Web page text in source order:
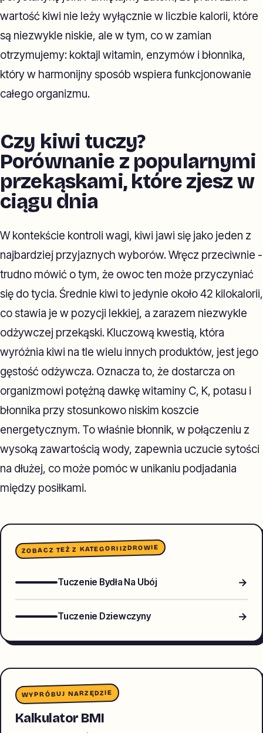
wartość kiwi nie leży wyłącznie w liczbie kalorii, które
są niezwykle niskie, ale w tym, co w zamian
otrzymujemy: koktajl witamin, enzymów i błonnika,
który w harmonijny sposób wspiera funkcjonowanie
całego organizmu.
Czy kiwi tuczy?
Porównanie z popularnymi
przekąskami, które zjesz w
ciągu dnia
W kontekście kontroli wagi, kiwi jawi się jako jeden z
najbardziej przyjaznych wyborów. Wręcz przeciwnie -
trudno mówić o tym, że owoc ten może przyczyniać
się do tycia. Średnie kiwi to jedynie około 42 kilokalorii,
co stawia je w pozycji lekkiej, a zarazem niezwykle
odżywczej przekąski. Kluczową kwestią, która
wyróżnia kiwi na tle wielu innych produktów, jest jego
gęstość odżywcza. Oznacza to, że dostarcza on
organizmowi potężną dawkę witaminy C, K, potasu i
błonnika przy stosunkowo niskim koszcie
energetycznym. To właśnie błonnik, w połączeniu z
wysoką zawartością wody, zapewnia uczucie sytości
na dłużej, co może pomóc w unikaniu podjadania
między posiłkami.
ZOBACZ TEŻ Z KATEGORIIZDROWIE
Tuczenie Bydła Na Ubój →
Tuczenie Dziewczyny →
WYPRÓBUJ NARZĘDZIE
Kalkulator BMI